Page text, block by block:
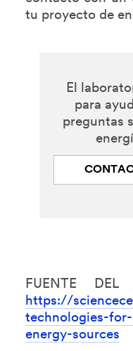
tu proyecto de
El
para
preguntas
FUENTE DEL
https://
technologies-
energy-sources